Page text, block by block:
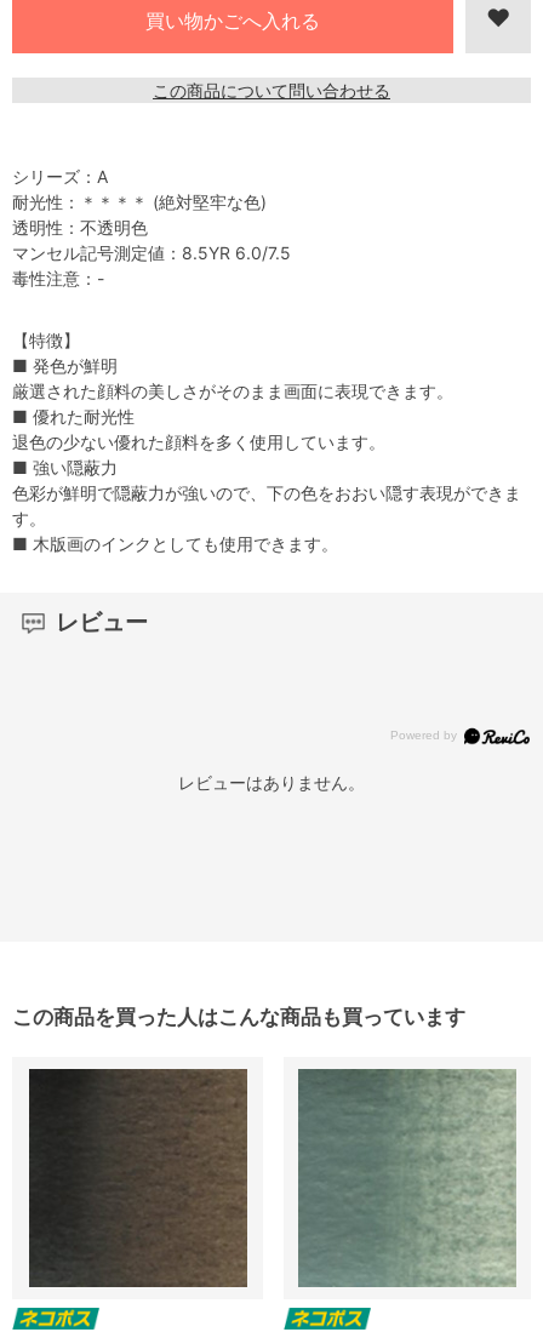
この商品について問い合わせる
シリーズ：A
耐光性：＊＊＊＊ (絶対堅牢な色)
透明性：不透明色
マンセル記号測定値：8.5YR 6.0/7.5
毒性注意：-
【特徴】
■ 発色が鮮明
厳選された顔料の美しさがそのまま画面に表現できます。
■ 優れた耐光性
退色の少ない優れた顔料を多く使用しています。
■ 強い隠蔽力
色彩が鮮明で隠蔽力が強いので、下の色をおおい隠す表現ができま
す。
■ 木版画のインクとしても使用できます。
レビュー
レビューはありません。
この商品を買った人はこんな商品も買っています